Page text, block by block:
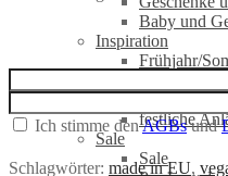
Baby und
Inspiration
Frühjahr/
festliche
Sale
Sale
Ich stimme denAGBsund
Schlagwörter: made in EU,